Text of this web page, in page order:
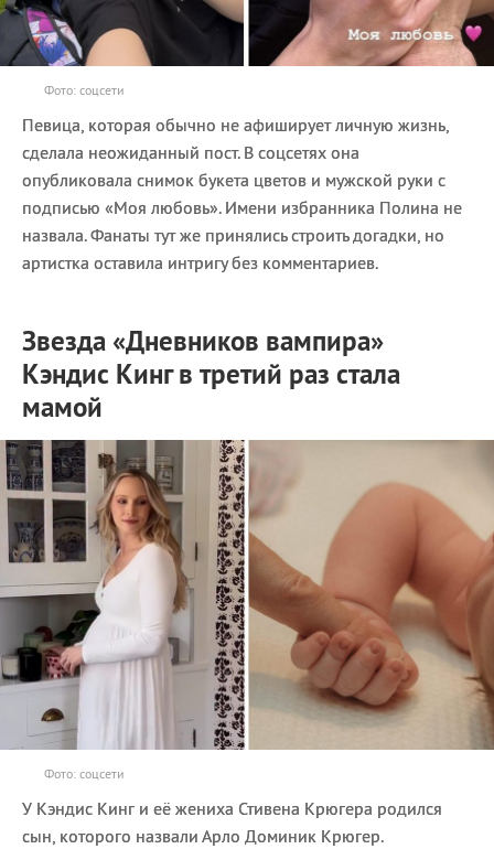
Фото: соцсети
Певица, которая обычно не афиширует личную жизнь,
сделала неожиданный пост. В соцсетях она
опубликовала снимок букета цветов и мужской руки с
подписью «Моя любовь». Имени избранника Полина не
назвала. Фанаты тут же принялись строить догадки, но
артистка оставила интригу без комментариев.
Звезда «Дневников вампира»
Кэндис Кинг в третий раз стала
мамой
Фото: соцсети
У Кэндис Кинг и её жениха Стивена Крюгера родился
сын, которого назвали Арло Доминик Крюгер.